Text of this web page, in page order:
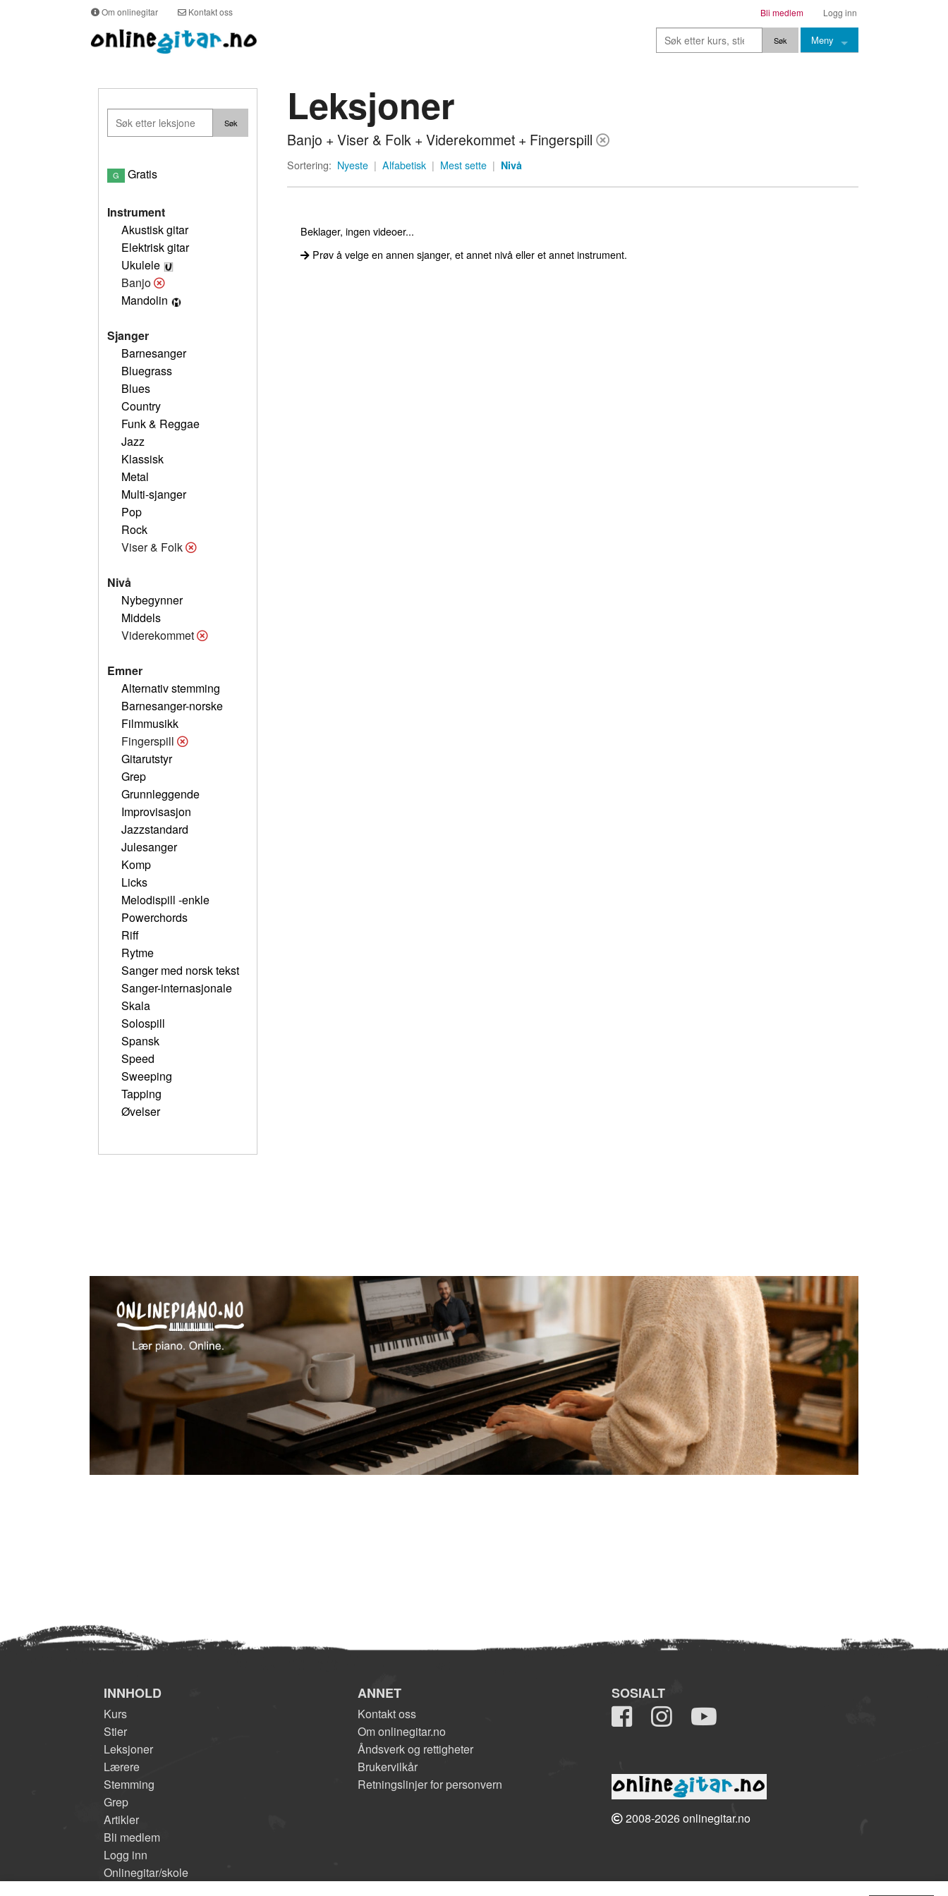
Om onlinegitar Kontakt oss Logg inn
Bli medlem
Meny
Stemming
G Gratis
Instrument
Akustisk gitar
Elektrisk gitar
Ukulele
Banjo
Mandolin
Sjanger
Barnesanger
Bluegrass
Blues
Country
Funk & Reggae
Jazz
Klassisk
Metal
Multi-sjanger
Pop
Rock
Viser & Folk
Nivå
Nybegynner
Middels
Viderekommet
Emner
Alternativ stemming
Barnesanger-norske
Filmmusikk
Fingerspill
Gitarutstyr
Grep
Grunnleggende
Improvisasjon
Jazzstandard
Julesanger
Komp
Licks
Melodispill -enkle
Powerchords
Riff
Rytme
Sanger med norsk tekst
Sanger-internasjonale
Skala
Solospill
Spansk
Speed
Sweeping
Tapping
Øvelser
Leksjoner
Banjo + Viser & Folk + Viderekommet + Fingerspill
Sortering: Nyeste | Alfabetisk | Mest sette | Nivå
Beklager, ingen videoer...
Prøv å velge en annen sjanger, et annet nivå eller et annet instrument.
INNHOLD
Kurs
Stier
Leksjoner
Lærere
Stemming
Grep
Artikler
Bli medlem
Logg inn
Onlinegitar/skole
ANNET
Kontakt oss
Om onlinegitar.no
Åndsverk og rettigheter
Brukervilkår
Retningslinjer for personvern
SOSIALT
2008-2026 onlinegitar.no